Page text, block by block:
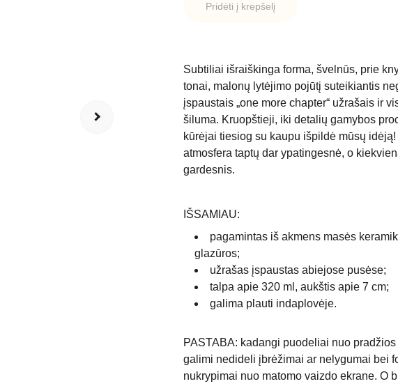
Pridėti į krepšelį
Subtiliai išraiškinga forma, švelnūs, prie
tonai, malonų lytėjimo pojūtį suteikiantis
įspaustais „one more chapter“ užrašais ir
šiluma. Kruopštieji, iki detalių gamybos
kūrėjai tiesiog su kaupu išpildė mūsų
atmosfera taptų dar ypatingesnė, o
gardesnis.
IŠSAMIAU:
pagamintas iš akmens masės
glazūros;
užrašas įspaustas abiejose pusėse;
talpa apie 320 ml, aukštis apie 7 cm;
galima plauti indaplovėje.
PASTABA: kadangi puodeliai nuo
galimi nedideli įbrėžimai ar nelygumai bei
nukrypimai nuo matomo vaizdo ekrane. O